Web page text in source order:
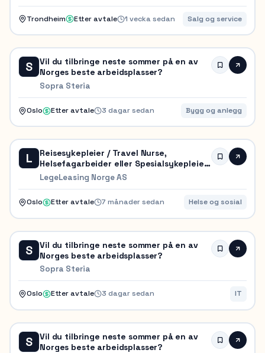
Trondheim Etter avtale 1 vecka sedan Salg og service
S
Vil du tilbringe neste sommer på en av
Norges beste arbeidsplasser?
Sopra Steria
Oslo Etter avtale 3 dagar sedan Bygg og anlegg
L
Reisesykepleier / Travel Nurse,
Helsefagarbeider eller Spesialsykepleier
✈️💉 SOMMERJOBB 2026 ☀️
LegeLeasing Norge AS
Oslo Etter avtale 7 månader sedan Helse og sosial
S
Vil du tilbringe neste sommer på en av
Norges beste arbeidsplasser?
Sopra Steria
Oslo Etter avtale 3 dagar sedan IT
S
Vil du tilbringe neste sommer på en av
Norges beste arbeidsplasser?